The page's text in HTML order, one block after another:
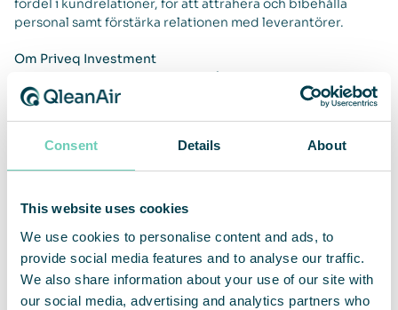
Consent Details About
This website uses cookies
We use cookies to personalise content and ads, to
provide social media features and to analyse our traffic.
We also share information about your use of our site with
our social media, advertising and analytics partners who
fördel i kundrelationer, för att attrahera och bibehålla
personal samt förstärka relationen med leverantörer.
Om Priveq Investment
Priveq Investment har under 35 år investerat i lönsamma
tillväxtbolag. Affärsidén är att skapa värde genom
ägare i över 125 företag genom åren och börsnoterat 26 av
dessa. Bland befintliga och tidigare svenska investeringar
Management och ILT Inläsningstjänst. Priveq Advisory AB är
information, se Priveq Investments hemsida
www.priveq.se).
Prospekt och anmälningssedlar